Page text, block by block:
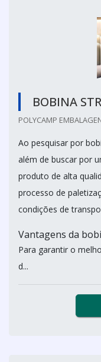
BOBINA
POLYCAMP
Ao pesquisar por
além de buscar por
produto de alta
processo de
condições de
Vantagens da
Para garantir o
d...